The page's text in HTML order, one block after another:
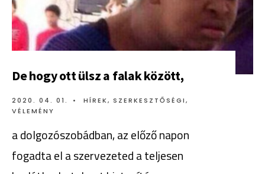
De hogy ott ülsz a falak között,
2020. 04. 01. • HÍREK, SZERKESZTŐSÉGI,
VÉLEMÉNY
a dolgozószobádban, az előző napon
fogadta el a szervezeted a teljesen